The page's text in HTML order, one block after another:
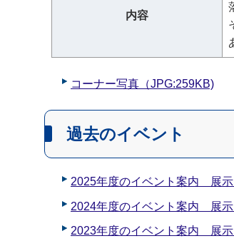
内容
コーナー写真（JPG:259KB)
過去のイベント
2025年度のイベント案内 展
2024年度のイベント案内 展
2023年度のイベント案内 展